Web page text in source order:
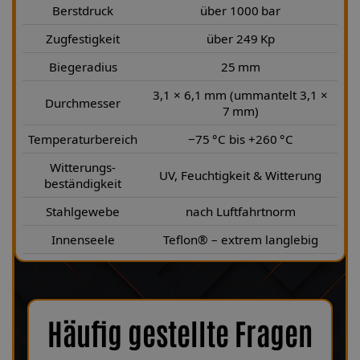
Berstdruck
über 1000 bar
Zugfestigkeit
über 249 Kp
Biegeradius
25 mm
Durchmesser
3,1 × 6,1 mm (ummantelt 3,1 ×
7 mm)
Temperaturbereich
−75 °C bis +260 °C
Witterungs-
beständigkeit
UV, Feuchtigkeit & Witterung
Stahlgewebe
nach Luftfahrtnorm
Innenseele
Teflon® – extrem langlebig
Häufig gestellte Fragen